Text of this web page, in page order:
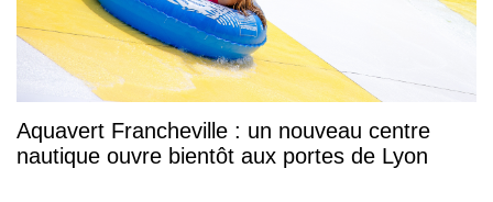
Aquavert Francheville : un nouveau centre
nautique ouvre bientôt aux portes de Lyon